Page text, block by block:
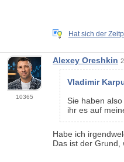
Hat sich der
10365
Alexey Oreshkin
Vladimir
Sie haben
ihr es auf
Habe ich
Das ist der Grund,